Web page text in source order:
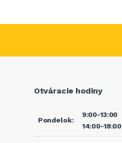
Otváracie hodiny
Pondelok:
9:00-13:00
14:00-18:00